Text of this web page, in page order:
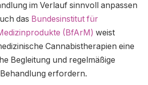
im Verlauf sinnvoll anpassen
das Bundesinstitut für
(BfArM) weist
Cannabistherapien eine
Begleitung und regelmäßige
erfordern.